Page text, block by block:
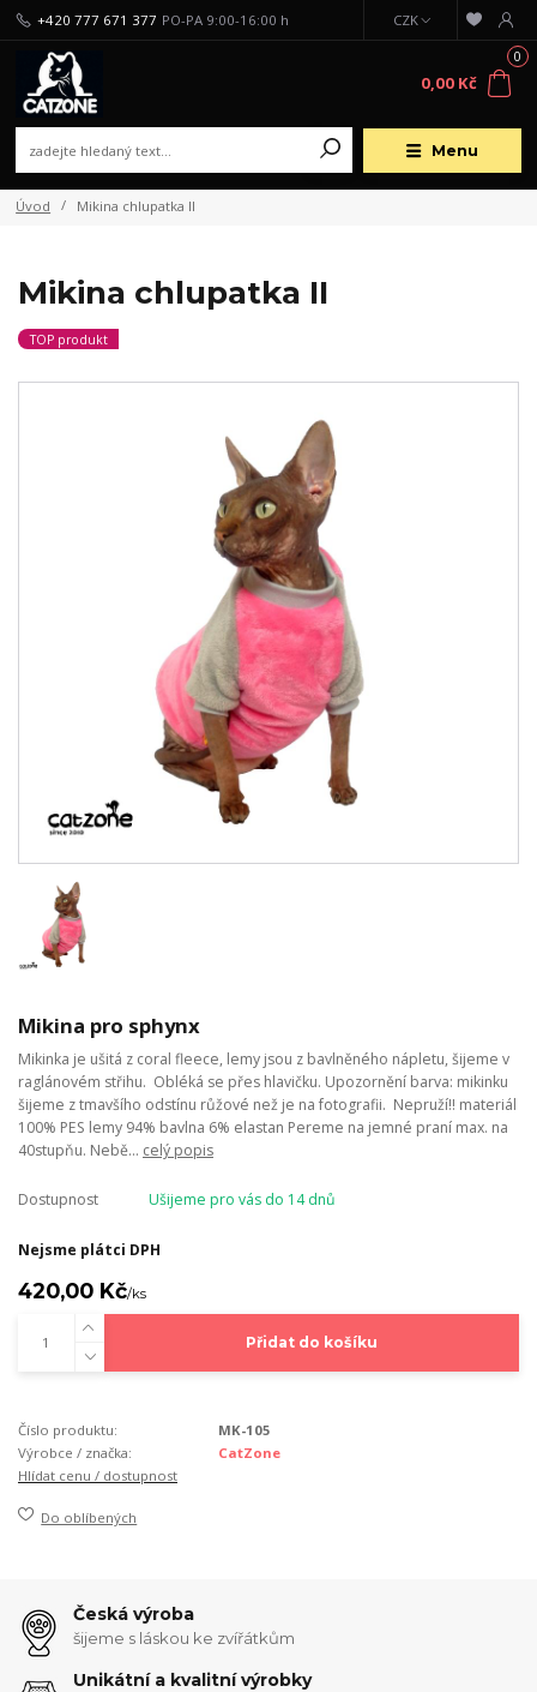
Menu
CZK
+420 777 671 377 PO-PA 9:00-16:00 h
0
0,00 Kč
Úvod Mikina chlupatka II
Mikina chlupatka II
TOP produkt
Mikina pro sphynx
Mikinka je ušitá z coral fleece, lemy jsou z bavlněného nápletu, šijeme v
raglánovém střihu. Obléká se přes hlavičku. Upozornění barva: mikinku
šijeme z tmavšího odstínu růžové než je na fotografii. Nepruží!! materiál
100% PES lemy 94% bavlna 6% elastan Pereme na jemné praní max. na
40stupňu. Nebě... celý popis
Dostupnost Ušijeme pro vás do 14 dnů
Nejsme plátci DPH
420,00 Kč/ks
Přidat do košíku
Číslo produktu:
MK-105
Výrobce / značka:
CatZone
Hlídat cenu / dostupnost
Do oblíbených
Česká výroba
šijeme s láskou ke zvířátkům
Unikátní a kvalitní výrobky